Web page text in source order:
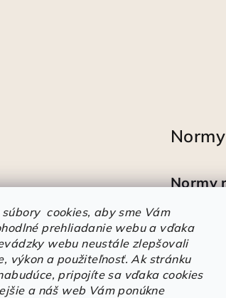
súbory cookies, aby sme Vám
prehliadanie webu a vďaka
webu neustále zlepšovali
výkon a použiteľnosť. Ak stránku
pripojíte sa vďaka cookies
a náš web Vám ponúkne
Normy
Normy
Ako sa